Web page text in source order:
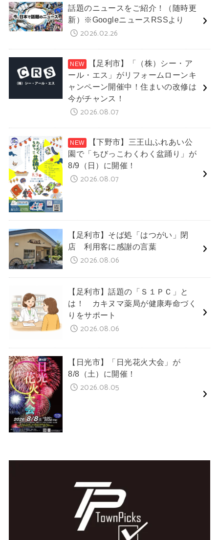
話題のニュースをご紹介！（随時更
新）※GoogleニュースRSSより
2026.02.26
【足利市】「（株）シー・ア
ール・エス」がリフォームローンキ
ャンペーン開催中！住まいの改修は
今がチャンス！
2026.08.07
【下野市】三王山ふれあい公
園で「ちびっこわくわく盆踊り」が
8/9（日）に開催！
2026.08.07
【足利市】そば処「はつがい」閉
店 利用客に感謝の言葉
2026.08.06
【足利市】話題の「Ｓ１ＰＣ」と
は！ カキヌマ薬局が健康寿命づく
りをサポート
2026.08.06
【日光市】「日光花火大会」が
8/8（土）に開催！
2026.08.05